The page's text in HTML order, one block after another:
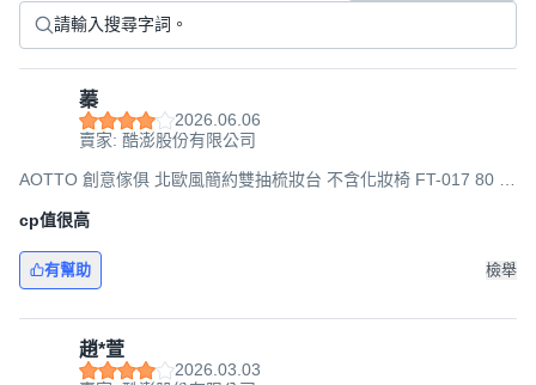
蓁
2026.06.06
賣家: 酷澎股份有限公司
AOTTO 創意傢俱 北歐風簡約雙抽梳妝台 不含化妝椅 FT-017 80 x
cp值很高
有幫助 檢舉
趙*萱
2026.03.03